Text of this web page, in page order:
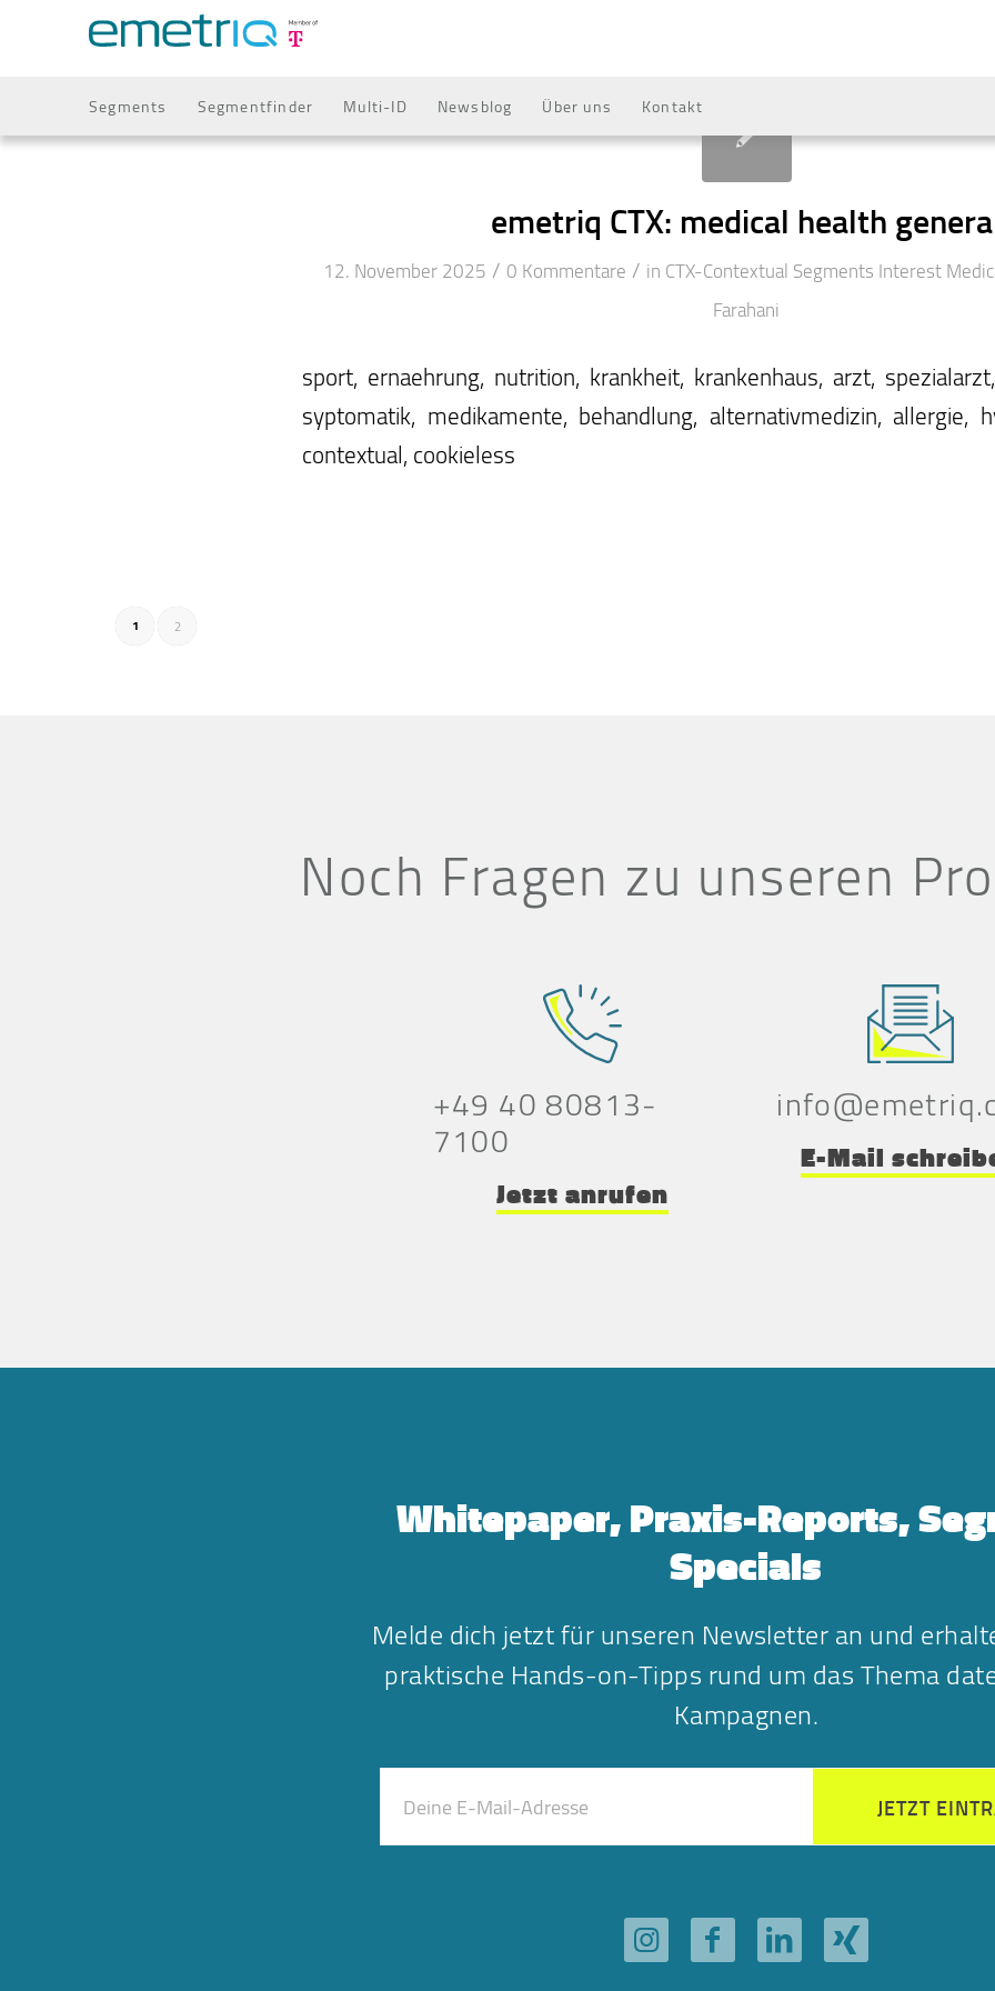
Segments Segmentfinder Multi-ID Newsblog Über uns Kontakt
emetriq CTX: medical health
12. November 2025 / 0 Kommentare / in CTX-Contextual Segments Interest
Farahani
sport, ernaehrung, nutrition, krankheit, krankenhaus, arzt,
syptomatik, medikamente, behandlung, alternativmedizin, allergie,
contextual, cookieless
1 2
Noch Fragen zu unseren
+49 40 80813-
7100
Jetzt anrufen
E-Mail
Whitepaper, Praxis-Reports,
Specials
Melde dich jetzt für unseren Newsletter an und
praktische Hands-on-Tipps rund um das Thema
Kampagnen.
JETZT